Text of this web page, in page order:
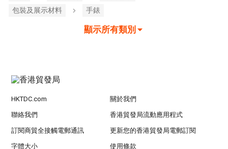
包裝及展示材料
手錶
顯示所有類別
HKTDC.com 關於我們
聯絡我們 香港貿發局流動應用程式
訂閱商貿全接觸電郵通訊 更新您的香港貿發局電郵訂閱
字體大小 使用條款